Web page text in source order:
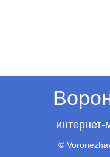
©